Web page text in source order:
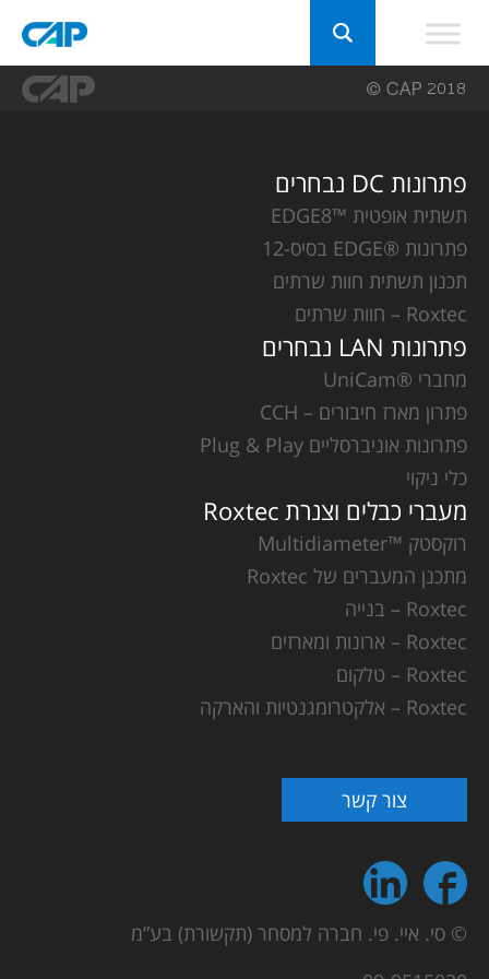
פתרונות DC נבחרים
תשתית אופטית ™EDGE8
פתרונות ®EDGE בסיס-12
תכנון תשתית חוות שרתים
Roxtec – חוות שרתים
פתרונות LAN נבחרים
מחברי ®UniCam
פתרון מארז חיבורים – CCH
פתרונות אוניברסליים Plug & Play
כלי ניקוי
מעברי כבלים וצנרת Roxtec
רוקסטק ™Multidiameter
מתכנן המעברים של Roxtec
Roxtec – בנייה
Roxtec – ארונות ומארזים
Roxtec – טלקום
Roxtec – אלקטרומגנטיות והארקה
צור קשר
© סי. איי. פי. חברה למסחר (תקשורת) בע”מ